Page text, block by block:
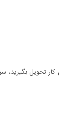
بگیرید،